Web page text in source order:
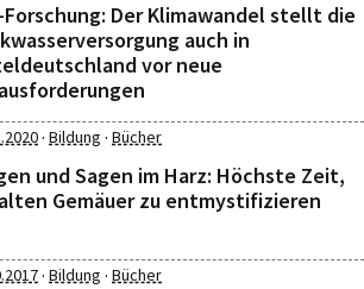
Forschung: Der Klimawandel stellt die
auch in
vor neue
· Bildung · Bücher
und Sagen im Harz: Höchste Zeit,
Gemäuer zu entmystifizieren
· Bildung · Bücher